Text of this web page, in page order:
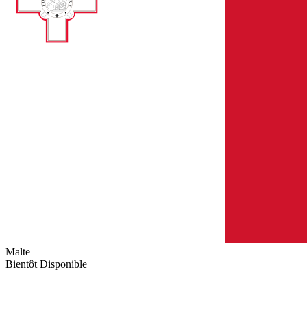
Malte
Bientôt Disponible